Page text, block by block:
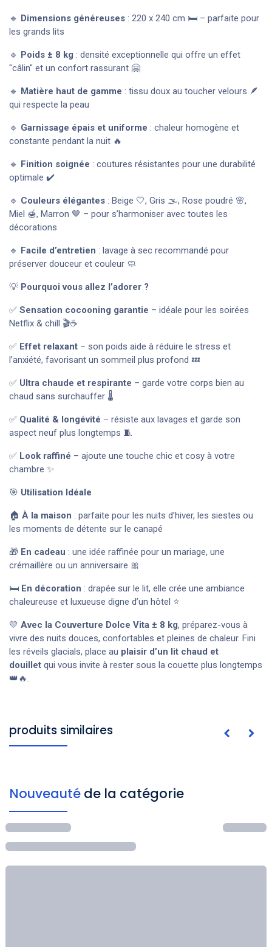
🔹 Dimensions généreuses : 220 x 240 cm 🛏️ – parfaite pour
les grands lits
🔹 Poids ± 8 kg : densité exceptionnelle qui offre un effet
"câlin" et un confort rassurant 🤗
🔹 Matière haut de gamme : tissu doux au toucher velours 🪶
qui respecte la peau
🔹 Garnissage épais et uniforme : chaleur homogène et
constante pendant la nuit 🔥
🔹 Finition soignée : coutures résistantes pour une durabilité
optimale ✔️
🔹 Couleurs élégantes : Beige 🤍, Gris 🌫️, Rose poudré 🌸,
Miel 🍯, Marron 🤎 – pour s’harmoniser avec toutes les
décorations
🔹 Facile d’entretien : lavage à sec recommandé pour
préserver douceur et couleur 🧼
💡 Pourquoi vous allez l’adorer ?
✅ Sensation cocooning garantie – idéale pour les soirées
Netflix & chill 🎬☕
✅ Effet relaxant – son poids aide à réduire le stress et
l’anxiété, favorisant un sommeil plus profond 💤
✅ Ultra chaude et respirante – garde votre corps bien au
chaud sans surchauffer 🌡️
✅ Qualité & longévité – résiste aux lavages et garde son
aspect neuf plus longtemps 🧵
✅ Look raffiné – ajoute une touche chic et cosy à votre
chambre ✨
🎯 Utilisation Idéale
🏠 À la maison : parfaite pour les nuits d’hiver, les siestes ou
les moments de détente sur le canapé
🎁 En cadeau : une idée raffinée pour un mariage, une
crémaillère ou un anniversaire 🎀
🛏️ En décoration : drapée sur le lit, elle crée une ambiance
chaleureuse et luxueuse digne d’un hôtel ⭐
💛 Avec la Couverture Dolce Vita ± 8 kg, préparez-vous à
vivre des nuits douces, confortables et pleines de chaleur. Fini
les réveils glacials, place au plaisir d’un lit chaud et
douillet qui vous invite à rester sous la couette plus longtemps
👑🔥.
produits similaires
Nouveauté de la catégorie